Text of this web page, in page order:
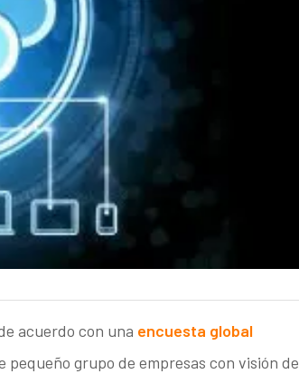
acuerdo con una encuesta global
grupo de empresas con visión de